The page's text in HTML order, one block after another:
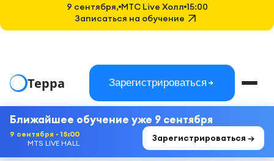
Терра Зарегистрироваться
Ближайшее обучение уже 9 сентября
9 сентября · 15:00
MTS LIVE HALL
Зарегистрироваться →
9 сентября, MTC Live Холл 15:00
Записаться на обучение